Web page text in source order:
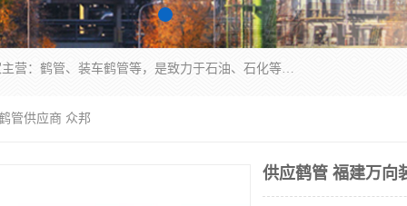
连云港众邦石化设备制造有限公司是一家鹤管厂家主营：鹤管、装车鹤管等，是致力于石油、石化等流体装卸设备(主要产品如鹤管、输油臂、脱缆钩等)的咨询、设计、制造、检测、安装指导、系统调试、维修维护等业务的公司。
管供应商 众邦
供应鹤管 福建万向